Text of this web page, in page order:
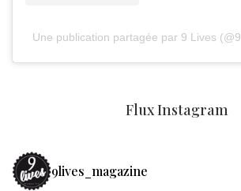
Une publication partagée par 9 Lives
Flux Instagram
9lives_magazine